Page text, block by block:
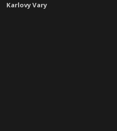
Karlovy Vary